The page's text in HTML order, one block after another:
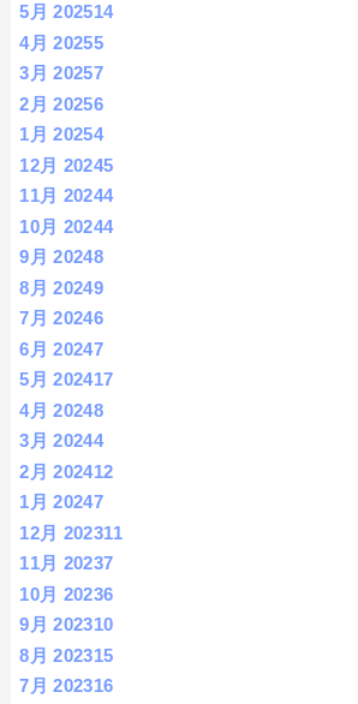
5月 202514
4月 20255
3月 20257
2月 20256
1月 20254
12月 20245
11月 20244
10月 20244
9月 20248
8月 20249
7月 20246
6月 20247
5月 202417
4月 20248
3月 20244
2月 202412
1月 20247
12月 202311
11月 20237
10月 20236
9月 202310
8月 202315
7月 202316